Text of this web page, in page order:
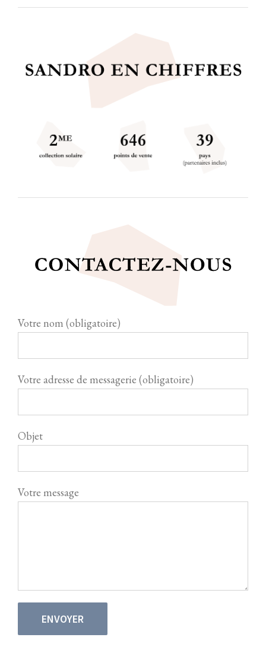
Votre nom (obligatoire)
Votre adresse de messagerie (obligatoire)
Objet
Votre message